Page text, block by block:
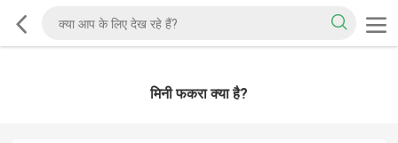
मिनी फकरा क्या है?